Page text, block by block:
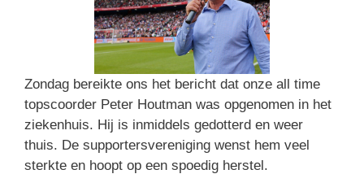
Zondag bereikte ons het bericht dat onze all time
topscoorder Peter Houtman was opgenomen in het
ziekenhuis. Hij is inmiddels gedotterd en weer
thuis. De supportersvereniging wenst hem veel
sterkte en hoopt op een spoedig herstel.